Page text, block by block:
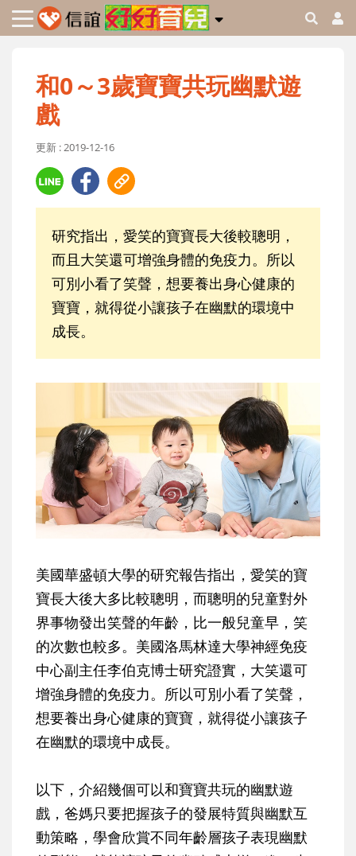
和0～3歲寶寶共玩幽默遊
戲
更新 : 2019-12-16
研究指出，愛笑的寶寶長大後較聰明，
而且大笑還可增強身體的免疫力。所以
可別小看了笑聲，想要養出身心健康的
寶寶，就得從小讓孩子在幽默的環境中
成長。
美國華盛頓大學的研究報告指出，愛笑的寶
寶長大後大多比較聰明，而聰明的兒童對外
界事物發出笑聲的年齡，比一般兒童早，笑
的次數也較多。美國洛馬林達大學神經免疫
中心副主任李伯克博士研究證實，大笑還可
增強身體的免疫力。所以可別小看了笑聲，
想要養出身心健康的寶寶，就得從小讓孩子
在幽默的環境中成長。
以下，介紹幾個可以和寶寶共玩的幽默遊
戲，爸媽只要把握孩子的發展特質與幽默互
動策略，學會欣賞不同年齡層孩子表現幽默